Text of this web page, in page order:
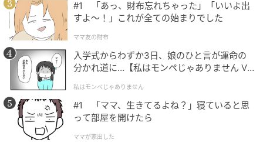
ベビーカレンダー
弟たちと話し合った結果、仏壇は上の弟が引き継ぎ、
母が今までしていた掃除などのお墓の管理は下の弟が
引き継ぐ、ということでまとまりました。
この時点では、将来実家のお墓には母も弟たち一家
も、子どものいない叔父や叔母も全員入る予定で、み
んなで協力して管理していけばいいよね、という考え
でした。
#1 「あっ、財布忘れちゃった」「いいよ出
すよ〜！」これが全ての始まりでした
ママ友の財布
入学式からわずか3日、娘のひと言が運命の
分かれ道に…【私はモンペじゃありません Vo
私はモンペじゃありません
#1 「ママ、生きてるよね？」寝ていると思
って部屋を開けたら
ママが家出した